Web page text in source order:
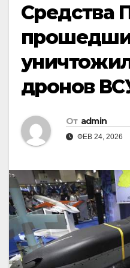
Средства
дронов
От admin
ФЕВ 24, 2026